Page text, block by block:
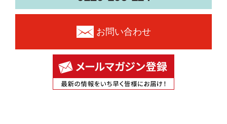
お問い合わせ